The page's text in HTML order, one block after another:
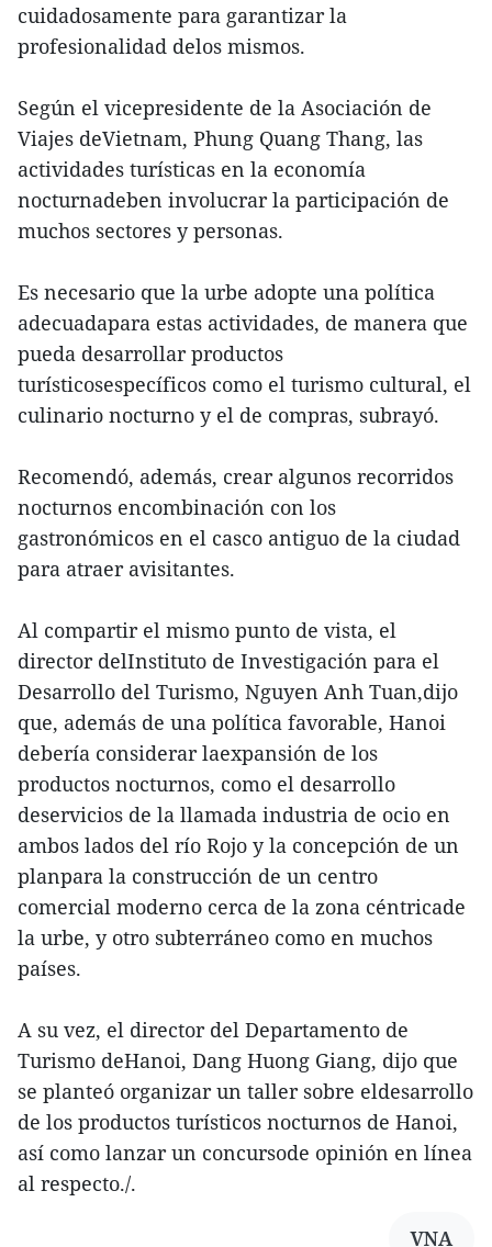
cuidadosamente para garantizar la
profesionalidad delos mismos.
Según el vicepresidente de la Asociación de
Viajes deVietnam, Phung Quang Thang, las
actividades turísticas en la economía
nocturnadeben involucrar la participación de
muchos sectores y personas.
Es necesario que la urbe adopte una política
adecuadapara estas actividades, de manera que
pueda desarrollar productos
turísticosespecíficos como el turismo cultural, el
culinario nocturno y el de compras, subrayó.
Recomendó, además, crear algunos recorridos
nocturnos encombinación con los
gastronómicos en el casco antiguo de la ciudad
para atraer avisitantes.
Al compartir el mismo punto de vista, el
director delInstituto de Investigación para el
Desarrollo del Turismo, Nguyen Anh Tuan,dijo
que, además de una política favorable, Hanoi
debería considerar laexpansión de los
productos nocturnos, como el desarrollo
deservicios de la llamada industria de ocio en
ambos lados del río Rojo y la concepción de un
planpara la construcción de un centro
comercial moderno cerca de la zona céntricade
la urbe, y otro subterráneo como en muchos
países.
A su vez, el director del Departamento de
Turismo deHanoi, Dang Huong Giang, dijo que
se planteó organizar un taller sobre eldesarrollo
de los productos turísticos nocturnos de Hanoi,
así como lanzar un concursode opinión en línea
al respecto./.
VNA